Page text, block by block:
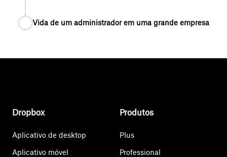
Vida de um administrador em uma grande empresa
Dropbox
Aplicativo de desktop
Aplicativo móvel
Produtos
Plus
Professional